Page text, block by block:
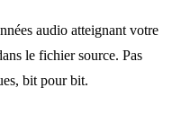
audio atteignant votre
le fichier source. Pas
bit pour bit.